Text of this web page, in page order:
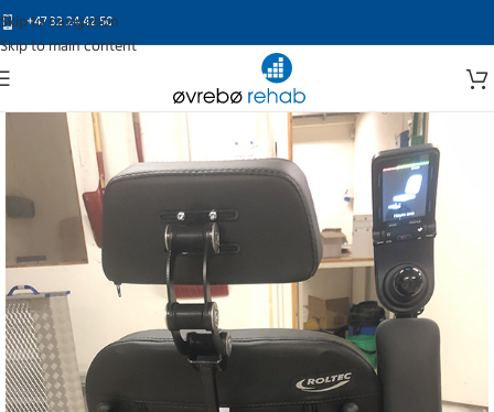
Skip to navigation
Skip to main content
+47 32 24 42 50